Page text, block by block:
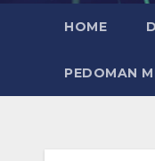
HOME
PEDOMAN